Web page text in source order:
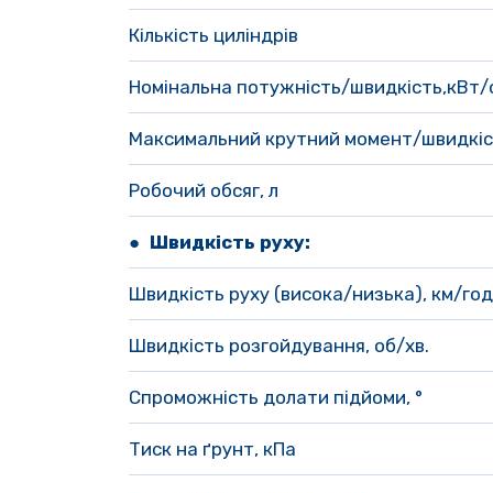
Кількість циліндрів
Номінальна потужність/
Максимальний крутний момент/
Робочий обсяг, л
● Швидкість руху:
Швидкість руху (висока/низька), км/
Швидкість розгойдування, об/хв.
Спроможність долати підйоми, °
Тиск на ґрунт, кПа